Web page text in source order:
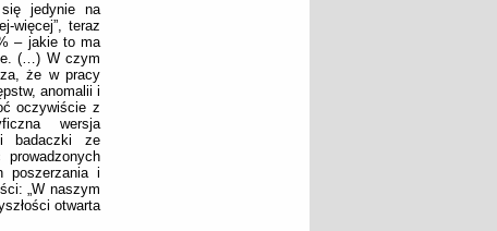
jedynie na
więcej”, teraz
– jakie to ma
(…) W czym
że w pracy
anomalii i
oczywiście z
wersja
i badaczki ze
poszerzania i
„W naszym
otwarta